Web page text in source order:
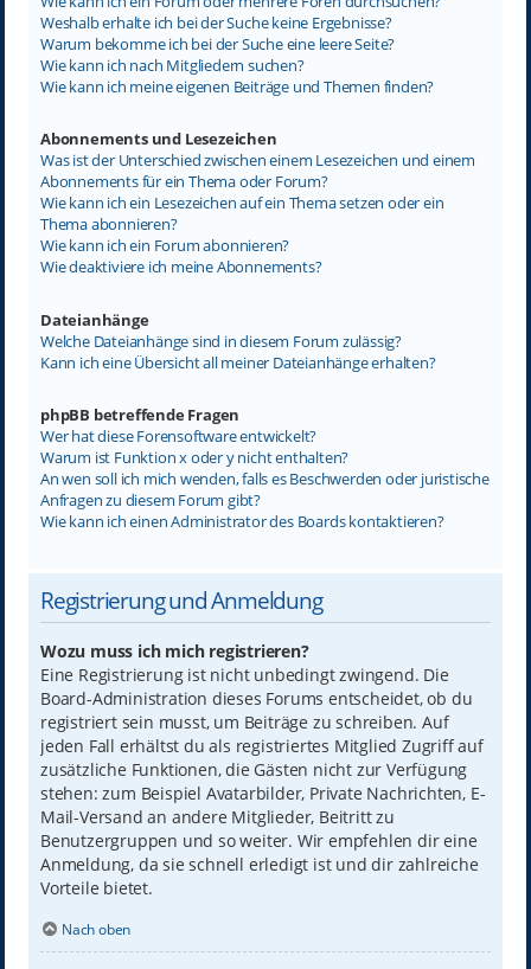
Weshalb erhalte ich bei der Suche keine Ergebnisse?
Warum bekomme ich bei der Suche eine leere Seite?
Wie kann ich nach Mitgliedern suchen?
Wie kann ich meine eigenen Beiträge und Themen finden?
Abonnements und Lesezeichen
Was ist der Unterschied zwischen einem Lesezeichen und einem
Abonnements für ein Thema oder Forum?
Wie kann ich ein Lesezeichen auf ein Thema setzen oder ein
Thema abonnieren?
Wie kann ich ein Forum abonnieren?
Wie deaktiviere ich meine Abonnements?
Dateianhänge
Welche Dateianhänge sind in diesem Forum zulässig?
Kann ich eine Übersicht all meiner Dateianhänge erhalten?
phpBB betreffende Fragen
Wer hat diese Forensoftware entwickelt?
Warum ist Funktion x oder y nicht enthalten?
An wen soll ich mich wenden, falls es Beschwerden oder juristische
Anfragen zu diesem Forum gibt?
Wie kann ich einen Administrator des Boards kontaktieren?
Registrierung und Anmeldung
Wozu muss ich mich registrieren?
Eine Registrierung ist nicht unbedingt zwingend. Die
Board-Administration dieses Forums entscheidet, ob du
registriert sein musst, um Beiträge zu schreiben. Auf
jeden Fall erhältst du als registriertes Mitglied Zugriff auf
zusätzliche Funktionen, die Gästen nicht zur Verfügung
stehen: zum Beispiel Avatarbilder, Private Nachrichten, E-
Mail-Versand an andere Mitglieder, Beitritt zu
Benutzergruppen und so weiter. Wir empfehlen dir eine
Anmeldung, da sie schnell erledigt ist und dir zahlreiche
Vorteile bietet.
Nach oben